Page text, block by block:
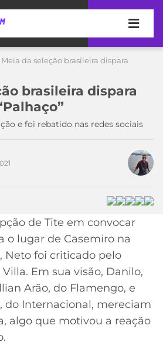
Meia da seleção brasileira dispara
brasileira dispara
e foi rebatido nas redes sociais
de Tite em convocar
o lugar de Casemiro na
Neto foi criticado pelo
Em sua visão, Danilo,
Arão, do Flamengo, e
do Internacional, mereciam
algo que motivou a reação